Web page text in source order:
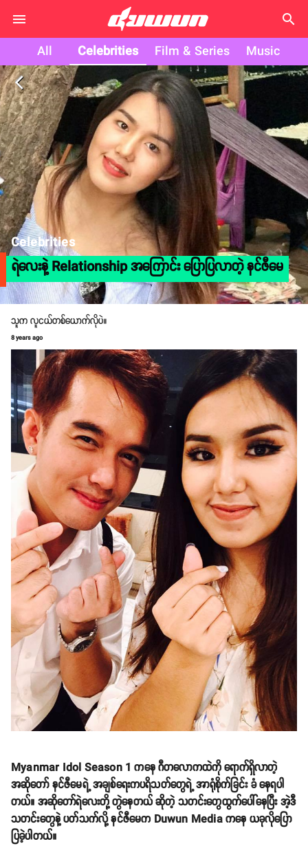
search
All Celebrities Film & Series Music
arrow_back_ios
Celebrities
ရဲလေးနဲ့ Relationship အကြောင်း ပြောပြလာတဲ့ နင်ဇီမေ
သူက လူငယ်တစ်ယောက်လိုပဲ။
8 years ago
Myanmar Idol Season 1 ကနေ ဂီတလောကထဲကို ရောက်ရှိလာတဲ့
အဆိုတော် နင်ဇီမေရဲ့ အချစ်ရေးကပရိသတ်တွေရဲ့ အာရုံစိုက်ခြင်း ခံ နေရပါ
တယ်။ အဆိုတော်ရဲလေးတို့ တွဲနေတယ် ဆိုတဲ့ သတင်းတွေထွက်ပေါ်နေပြီး အဲ့ဒီ
သတင်းတွေနဲ့ ပတ်သက်လို့ နင်ဇီမေက Duwun Media ကနေ ယခုလိုပြော
ပြခဲ့ပါတယ်။